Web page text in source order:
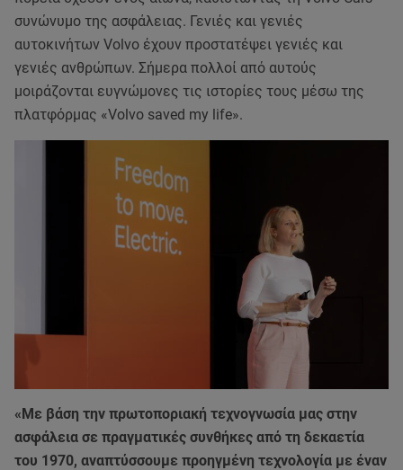
συνώνυμο της ασφάλειας. Γενιές και γενιές
αυτοκινήτων Volvo έχουν προστατέψει γενιές και
γενιές ανθρώπων. Σήμερα πολλοί από αυτούς
μοιράζονται ευγνώμονες τις ιστορίες τους μέσω της
πλατφόρμας «Volvo saved my life».
«Με βάση την πρωτοποριακή τεχνογνωσία μας στην
ασφάλεια σε πραγματικές συνθήκες από τη δεκαετία
του 1970, αναπτύσσουμε προηγμένη τεχνολογία με έναν